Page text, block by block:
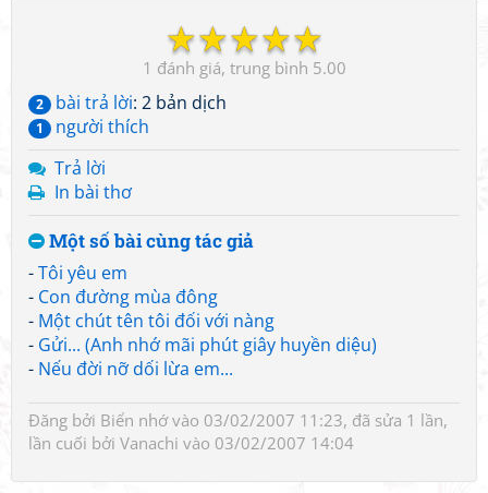
☆
☆
☆
☆
☆
1 5.00
2 bài trả lời: 2 bản dịch
1
người thích
Trả lời
In bài thơ
Một số bài cùng tác giả
-Tôi yêu em
- Con đường mùa đông
- Một chút tên tôi đối với nàng
- Gửi... (Anh nhớ mãi phút giây huyền diệu)
- Nếu đời nỡ dối lừa em...
Đăng bởi Biển nhớvào 03/02/2007 11:23, đã sửa 1 lần,
lần cuối bởi Vanachi vào 03/02/2007 14:04